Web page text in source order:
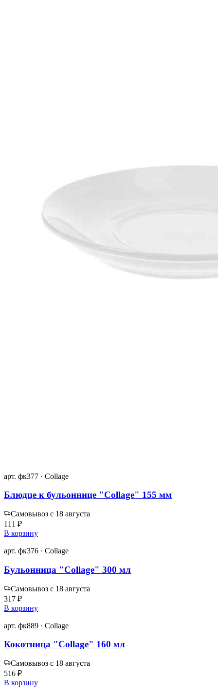
арт. фк377 · Collage
Блюдце к бульоннице "Collage" 155 мм
Самовывоз с 18 августа
111 ₽
В корзину
арт. фк376 · Collage
Бульонница "Collage" 300 мл
Самовывоз с 18 августа
317 ₽
В корзину
арт. фк889 · Collage
Кокотница "Collage" 160 мл
Самовывоз с 18 августа
516 ₽
В корзину